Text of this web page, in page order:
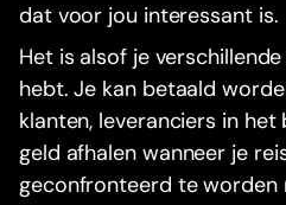
dat voor jou interessant is.
Het is alsof je
hebt. Je kan betaald
klanten, leveranciers in
geld afhalen wanneer je
geconfronteerd te worden